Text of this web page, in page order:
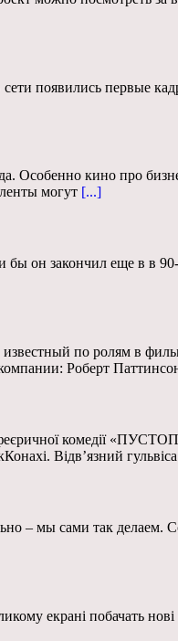
появились первые
Особенно кино про
могут [...]
он закончил еще в в
по ролям в
Роберт
комедії
Відв’язний
– мы сами так делаем.
екрані побачать нові